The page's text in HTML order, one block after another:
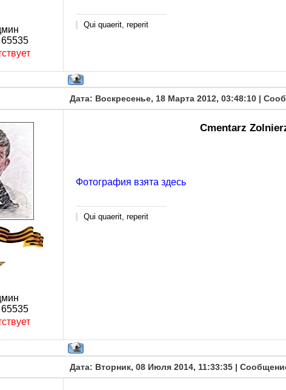
65535
Qui quaerit, reperit
Дата: Воскресенье, 18 Марта 2012, 03:48:10 |
65535
Cmentarz
Фотография взята здесь
Qui quaerit, reperit
Дата: Вторник, 08 Июля 2014, 11:33:35 |